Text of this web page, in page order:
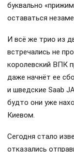
буквально
оставаться
И всё же трио из
встречались не
королевский ВПК
даже начнёт ее
и шведские Saab
будто они уже
Киевом.
Сегодня стало
отказались